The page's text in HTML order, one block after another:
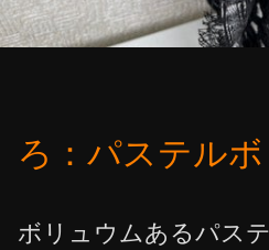
ろ：パステル
ボリュウムあるパス